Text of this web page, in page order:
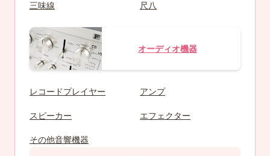
三味線 尺八
オーディオ機器
レコードプレイヤー アンプ
スピーカー エフェクター
その他音響機器